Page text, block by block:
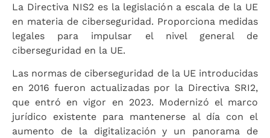
La Directiva NIS2 es la legislación a escala de la UE
en materia de ciberseguridad. Proporciona medidas
legales para impulsar el nivel general de
ciberseguridad en la UE.
Las normas de ciberseguridad de la UE introducidas
en 2016 fueron actualizadas por la Directiva SRI2,
que entró en vigor en 2023. Modernizó el marco
jurídico existente para mantenerse al día con el
aumento de la digitalización y un panorama de